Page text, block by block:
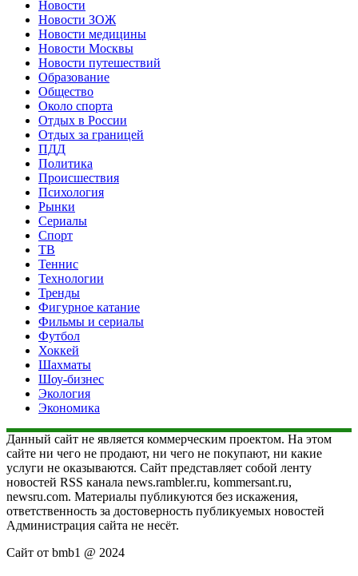
Новости
Новости ЗОЖ
Новости медицины
Новости Москвы
Новости путешествий
Образование
Общество
Около спорта
Отдых в России
Отдых за границей
ПДД
Политика
Происшествия
Психология
Рынки
Сериалы
Спорт
ТВ
Теннис
Технологии
Тренды
Фигурное катание
Фильмы и сериалы
Футбол
Хоккей
Шахматы
Шоу-бизнес
Экология
Экономика
Данный сайт не является коммерческим проектом. На этом
сайте ни чего не продают, ни чего не покупают, ни какие
услуги не оказываются. Сайт представляет собой ленту
новостей RSS канала news.rambler.ru, kommersant.ru,
newsru.com. Материалы публикуются без искажения,
ответственность за достоверность публикуемых новостей
Администрация сайта не несёт.
Сайт от bmb1 @ 2024